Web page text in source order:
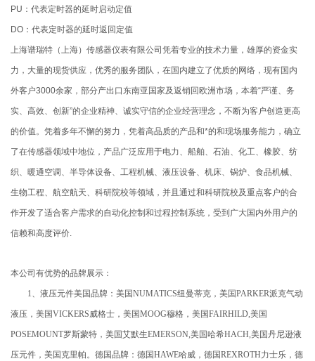
PU：代表定时器的延时启动定值
DO：代表定时器的延时返回定值
上海谱瑞特（上海）传感器仪表有限公司凭着专业的技术力量，雄厚的资金实
力，大量的现货供应，优秀的服务团队，在国内建立了优质的网络，现有国内
外客户3000余家，部分产出口东南亚国家及返销回欧洲市场，本着“严谨、务
实、高效、创新”的企业精神、诚实守信的企业经营理念，不断为客户创造更高
的价值。凭着多年不懈的努力，凭着高品质的产品和*的和现场服务能力，确立
了在传感器领域中地位，产品广泛应用于电力、船舶、石油、化工、橡胶、纺
织、暖通空调、半导体设备、工程机械、液压设备、机床、锅炉、食品机械、
生物工程、航空航天、科研院校等领域，并且通过和科研院校及重点客户的合
作开发了适合客户需求的自动化控制和过程控制系统，受到广大国内外用户的
信赖和高度评价.
本公司有优势的品牌展示：
1、液压元件美国品牌：美国NUMATICS纽曼蒂克，美国PARKER派克气动
液压，美国VICKERS威格士，美国MOOG穆格，美国FAIRHILD,美国
POSEMOUNT罗斯蒙特，美国艾默生EMERSON,美国哈希HACH,美国丹尼逊液
压元件，美国克里帕。德国品牌：德国HAWE哈威，德国REXROTH力士乐，德